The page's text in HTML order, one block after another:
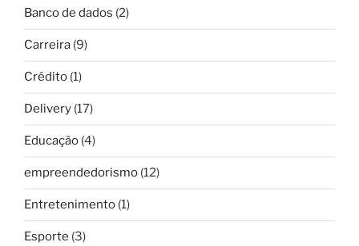
Banco de dados (2)
Carreira (9)
Crédito (1)
Delivery (17)
Educação (4)
empreendedorismo (12)
Entretenimento (1)
Esporte (3)